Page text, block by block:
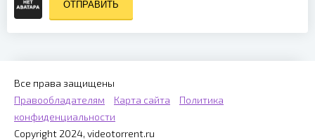
ОТПРАВИТЬ
Все права защищены
Правообладателям
Карта сайта
Политика
конфиденциальности
Copyright 2024, videotorrent.ru